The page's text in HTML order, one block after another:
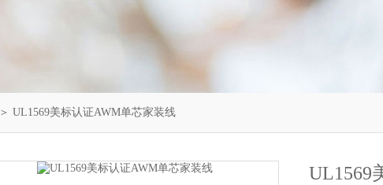
＞ UL1569美标认证AWM单芯家装线
UL1569